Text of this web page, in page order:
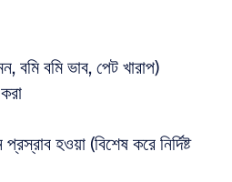
বমি বমি ভাব, পেট খারাপ)
হওয়া (বিশেষ করে নির্দিষ্ট